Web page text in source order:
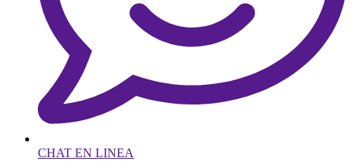
CHAT EN LINEA